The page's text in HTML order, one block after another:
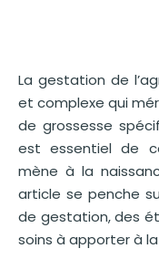
La gestation de
et complexe qui
de grossesse
est essentiel de
mène à la
article se penche
de gestation, des
soins à apporter à